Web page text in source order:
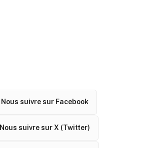
Nous suivre sur Facebook
Nous suivre sur X (Twitter)